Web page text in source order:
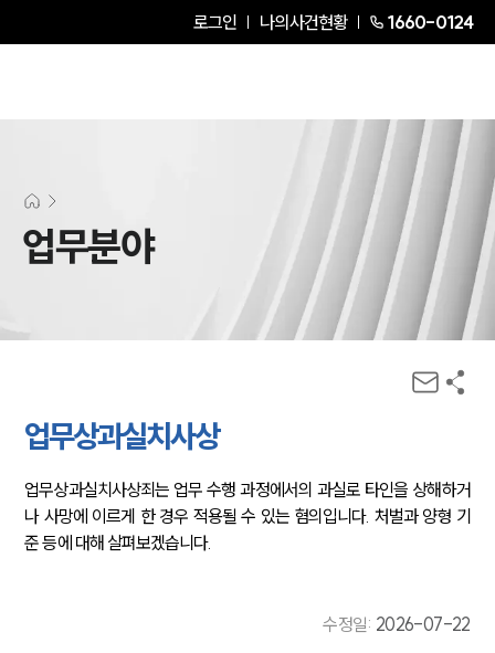
로그인 나의사건현황 1660-0124
업무분야
업무상과실치사상
업무상과실치사상죄는 업무 수행 과정에서의 과실로 타인을 상해하거
나 사망에 이르게 한 경우 적용될 수 있는 혐의입니다. 처벌과 양형 기
준 등에 대해 살펴보겠습니다.
수정일: 2026-07-22